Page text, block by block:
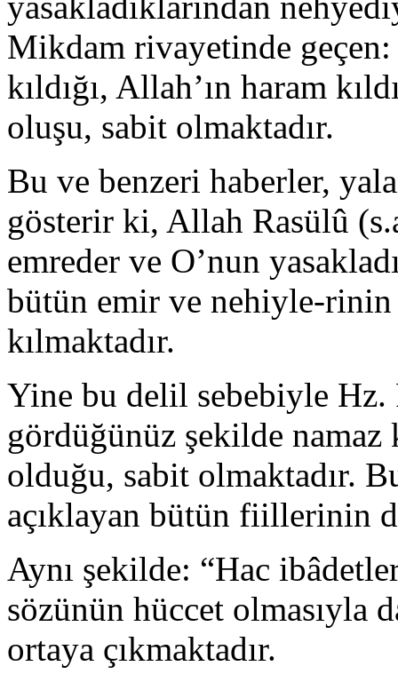
Mikdam rivayetinde
kıldığı, Allah’ın haram
oluşu, sabit olmaktadır.
Bu ve benzeri haberler,
gös­terir ki, Allah Rasülû
emreder ve O’nun
bütün emir ve nehiyle-rinin
kılmaktadır.
Yine bu delil sebebiyle Hz.
gördü­ğünüz şekilde namaz
olduğu, sabit olmak­tadır.
açıklayan bütün fiillerinin
Aynı şekilde: “Hac
sözünün hüccet
ortaya çıkmakta­dır.